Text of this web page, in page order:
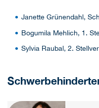
Janette Grünendahl,
Bogumila Mehlich, 1.
Sylvia Raubal, 2.